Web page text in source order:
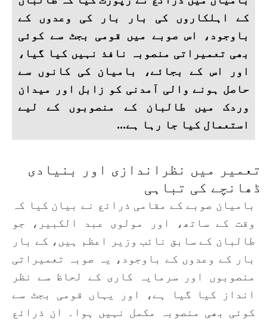
کے اہلکاروں کی بار بار کی وعدوں کے
باوجود، اس صوبے میں قومی بجٹ سے کوئی
بھی تعمیراتی منصوبہ نافذ نہیں کیا گیا،
اور اس کے بجائے، بامیان کی کانوں سے
حاصل ہونے والی آمدنی کو زابل اور میدان
وردک میں طالبان کے منصوبوں کے لیے
استعمال کیا جا رہا ہے...
تعمیر میں نظراندازی اور بنیادی
ڈھانچے کی تباہی
بامیان صوبے کے مقامی ذرائع نے بیان کیا کہ
وقت کے ساتھ، اور مولوی عبد الکبیر، جو
طالبان کے سابق نائب وزیر اعظم ہیں، کے بار
بار کے وعدوں کے باوجود، یہ صوبہ تعمیراتی
منصوبوں اور سرمایہ کاری کے لحاظ سے نظر
انداز کیا گیا ہے، اور یہاں قومی بجٹ سے
کوئی بھی منصوبہ مکمل نہیں ہوا۔ ان ذرائع